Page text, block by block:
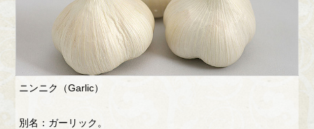
ニンニク（Garlic）
別名：ガーリック。